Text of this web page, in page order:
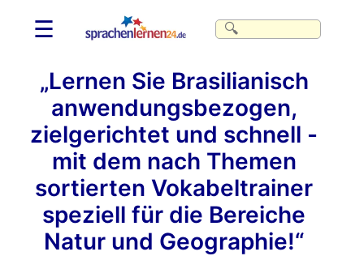
☰
„Lernen Sie Brasilianisch
anwendungsbezogen,
zielgerichtet und schnell -
mit dem nach Themen
sortierten Vokabeltrainer
speziell für die Bereiche
Natur und Geographie!“